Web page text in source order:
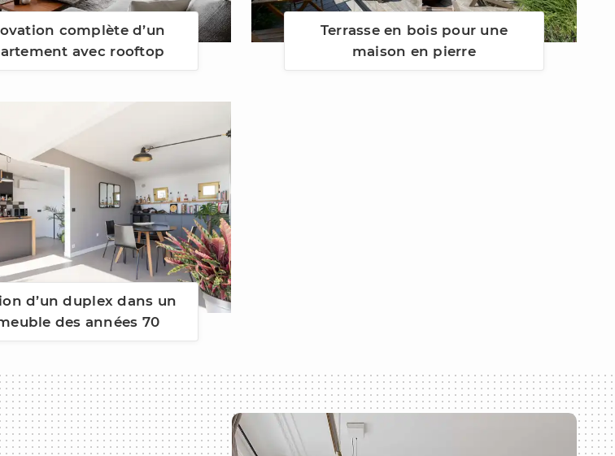
complète d’un
avec rooftop
Terrasse en bois pour une
maison en pierre
d’un duplex dans un
des années 70